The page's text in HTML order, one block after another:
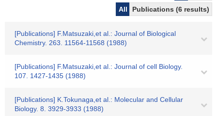
All
Publications (6 results)
[Publications] F.Matsuzaki,et al.: Journal of Biological
Chemistry. 263. 11564-11568 (1988)
[Publications] F.Matsuzaki,et al.: Journal of cell Biology.
107. 1427-1435 (1988)
[Publications] K.Tokunaga,et al.: Molecular and Cellular
Biology. 8. 3929-3933 (1988)